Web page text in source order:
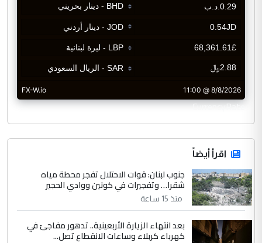
CurrencyRate
اقرأ أيضاً
جنوب لبنان: قوات الاحتلال تفجر محطة مياه
شقرا… وتفجيرات في كونين ووادي الحجير
منذ 15 ساعة
بعد انتهاء الزيارة الأربعينية.. تدهور مفاجئ في
كهرباء كربلاء وساعات الانقطاع تصل...